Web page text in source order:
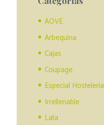
AOVE
Arbequina
Cajas
Coupage
Especial Hostelería
Irrellenable
Lata